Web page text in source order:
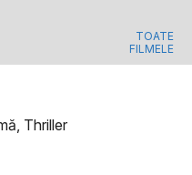
TOATE
FILMELE
Thriller